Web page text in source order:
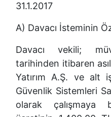
31.1.2017
A) Davacı İsteminin
Davacı vekili;
tarihinden itibaren
Yatırım A.Ş. ve alt
Güvenlik Sistemleri
olarak çalışmaya